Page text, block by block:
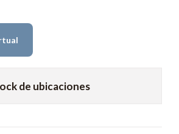
de ubicaciones